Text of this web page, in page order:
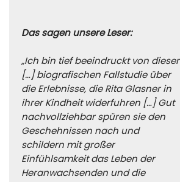
Das sagen unsere Leser:
„Ich bin tief beeindruckt von dieser
[…] biografischen Fallstudie über
die Erlebnisse, die Rita Glasner in
ihrer Kindheit widerfuhren […] Gut
nachvollziehbar spüren sie den
Geschehnissen nach und
schildern mit großer
Einfühlsamkeit das Leben der
Heranwachsenden und die